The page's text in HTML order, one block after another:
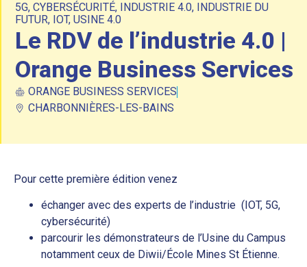
5G, CYBERSÉCURITÉ, INDUSTRIE 4.0, INDUSTRIE DU
FUTUR, IOT, USINE 4.0
Le RDV de l’industrie 4.0 |
Orange Business Services
ORANGE BUSINESS SERVICES
CHARBONNIÈRES-LES-BAINS
Pour cette première édition venez
échanger avec des experts de l’industrie (IOT, 5G,
cybersécurité)
parcourir les démonstrateurs de l’Usine du Campus
notamment ceux de Diwii/École Mines St Étienne.